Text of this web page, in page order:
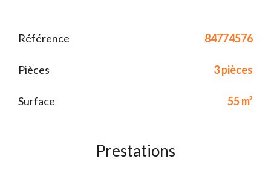
Référence 84774576
Pièces 3 pièces
Surface 55 m²
Prestations